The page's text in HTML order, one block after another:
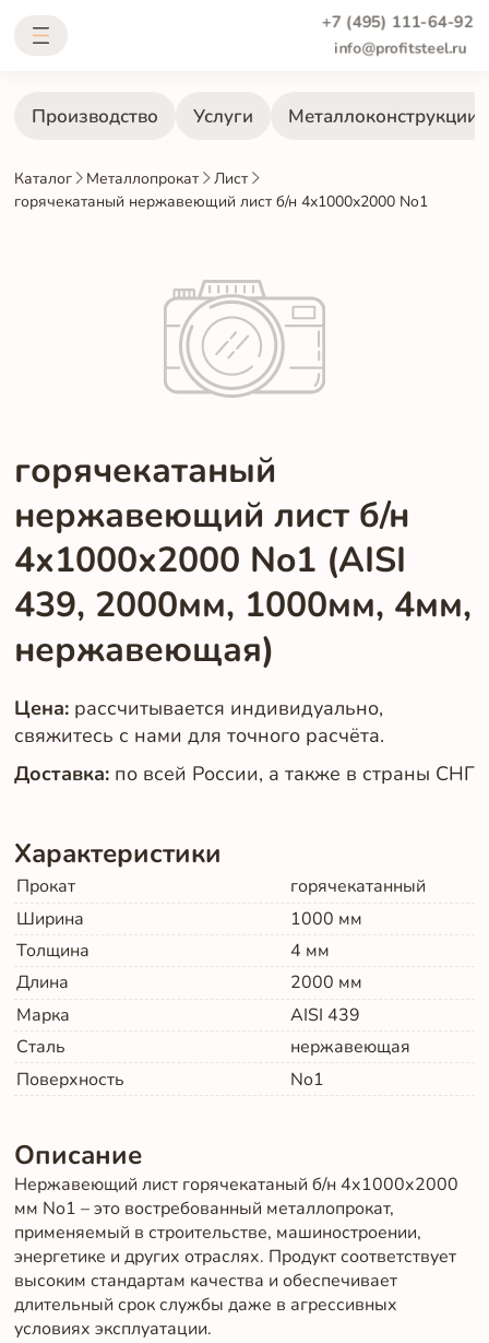
+7 (495) 111-64-92
info@profitsteel.ru
Производство Услуги Металлоконструкции
Каталог Металлопрокат
Лист
горячекатаный нержавеющий лист б/н 4х1000х2000 No1
горячекатаный
нержавеющий лист б/н
4х1000х2000 No1 (AISI
439, 2000мм, 1000мм, 4мм,
нержавеющая)
Цена: рассчитывается индивидуально,
свяжитесь с нами для точного расчёта.
Доставка: по всей России, а также в страны СНГ
Характеристики
Прокат
горячекатанный
Ширина
1000 мм
Толщина
4 мм
Длина
2000 мм
Марка
AISI 439
Сталь
нержавеющая
Поверхность
No1
Описание
Нержавеющий лист горячекатаный б/н 4х1000х2000
мм No1 – это востребованный металлопрокат,
применяемый в строительстве, машиностроении,
энергетике и других отраслях. Продукт соответствует
высоким стандартам качества и обеспечивает
длительный срок службы даже в агрессивных
условиях эксплуатации.